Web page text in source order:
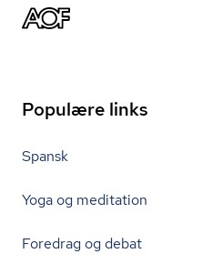
Populære links
Spansk
Yoga og meditation
Foredrag og debat